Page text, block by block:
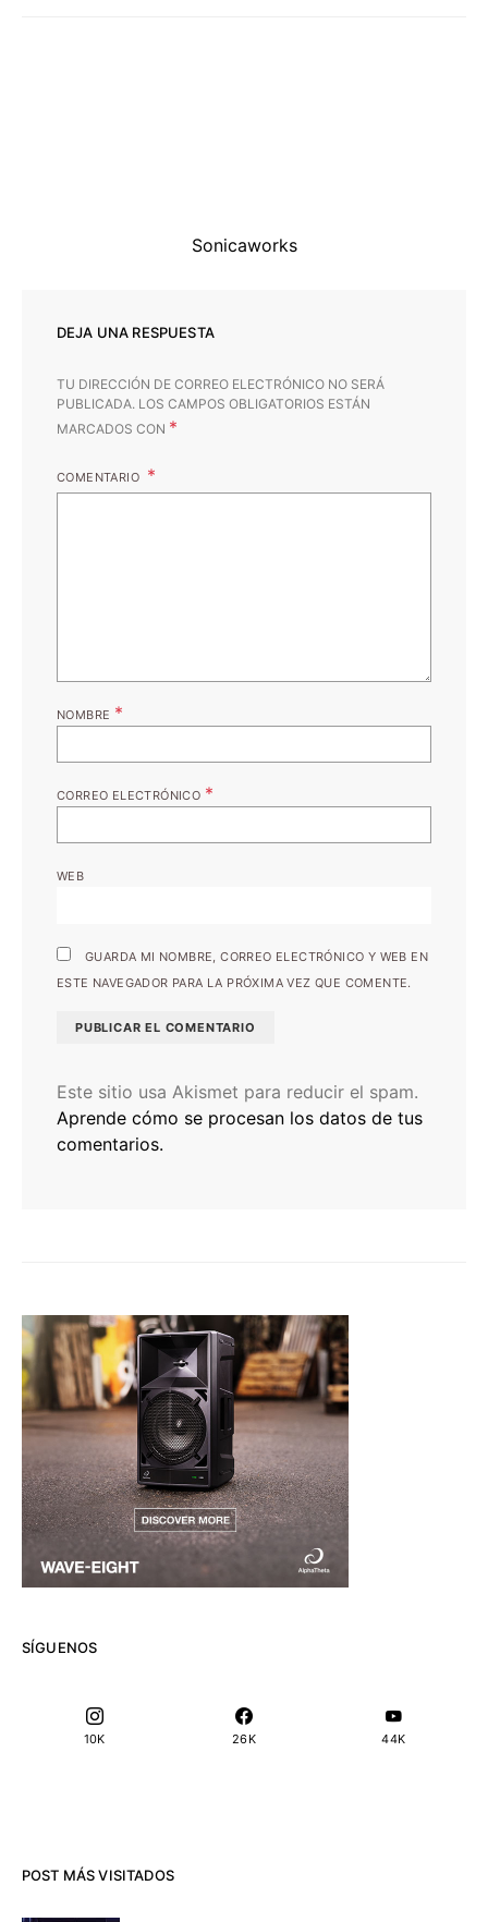
Sonicaworks
DEJA UNA RESPUESTA
TU DIRECCIÓN DE CORREO ELECTRÓNICO NO SERÁ
PUBLICADA. LOS CAMPOS OBLIGATORIOS ESTÁN
MARCADOS CON *
COMENTARIO
NOMBRE *
CORREO ELECTRÓNICO *
WEB
GUARDA MI NOMBRE, CORREO ELECTRÓNICO Y WEB EN
ESTE NAVEGADOR PARA LA PRÓXIMA VEZ QUE COMENTE.
Este sitio usa Akismet para reducir el spam.
Aprende cómo se procesan los datos de tus
comentarios.
SÍGUENOS
10K 26K 44K
POST MÁS VISITADOS